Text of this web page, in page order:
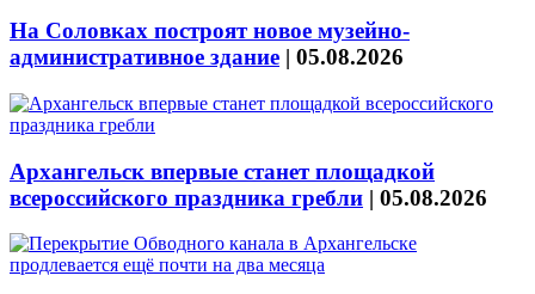
На Соловках построят новое музейно-
административное здание | 05.08.2026
Архангельск впервые станет площадкой
всероссийского праздника гребли | 05.08.2026